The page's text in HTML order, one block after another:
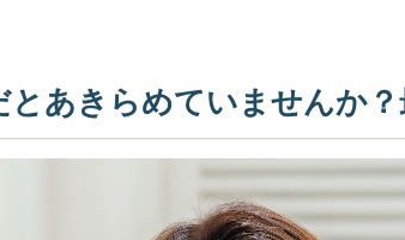
あきらめていませんか